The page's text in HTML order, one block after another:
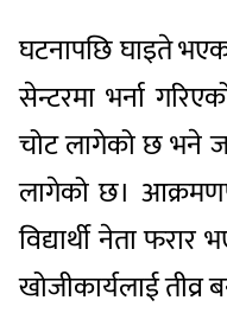
घटनापछि घाइते भएका
सेन्टरमा भर्ना
चोट लागेको छ भने
लागेको छ।
विद्यार्थी नेता
खोजीकार्यलाई तीव्र